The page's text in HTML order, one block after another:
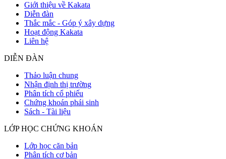
Giới thiệu về Kakata
Diễn đàn
Thắc mắc - Góp ý xây dựng
Hoạt động Kakata
Liên hệ
DIỄN ĐÀN
Thảo luận chung
Nhận định thị trường
Phân tích cổ phiếu
Chứng khoán phái sinh
Sách - Tài liệu
LỚP HỌC CHỨNG KHOÁN
Lớp học căn bản
Phân tích cơ bản